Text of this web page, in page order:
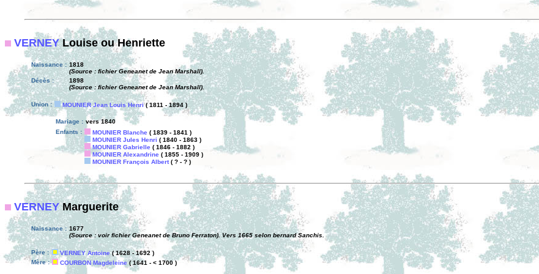
VERNEYLouise ou Henriette
Naissance : 1818
(Source : fichier Geneanet de Jean Marshall).
Décès :
1898
(Source : fichier Geneanet de Jean Marshall).
Union : MOUNIER Jean Louis Henri( 1811 - 1894 )
Mariage : vers 1840
Enfants :
MOUNIER Blanche ( 1839 - 1841 )
MOUNIER Jules Henri ( 1840 - 1863 )
MOUNIER Gabrielle ( 1846 - 1882 )
MOUNIER Alexandrine ( 1855 - 1909 )
MOUNIER François Albert( ? - ? )
VERNEYMarguerite
Naissance : 1677
(Source : voir fichier Geneanet de Bruno Ferraton). Vers 1665 selon bernard Sanchis.
Père : VERNEY Antoine( 1628 - 1692 )
Mère :
COURBON Magdeleine( 1641 - < 1700 )